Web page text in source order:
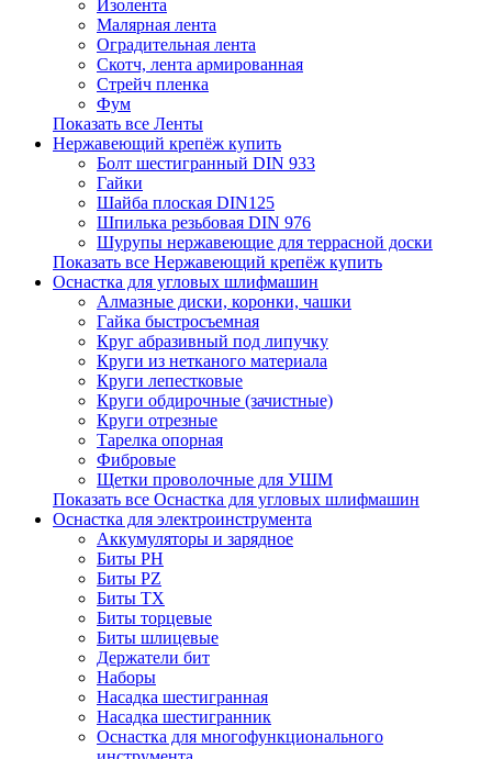
Изолента
Малярная лента
Оградительная лента
Скотч, лента армированная
Стрейч пленка
Фум
Показать все Ленты
Нержавеющий крепёж купить
Болт шестигранный DIN 933
Гайки
Шайба плоская DIN125
Шпилька резьбовая DIN 976
Шурупы нержавеющие для террасной доски
Показать все Нержавеющий крепёж купить
Оснастка для угловых шлифмашин
Алмазные диски, коронки, чашки
Гайка быстросъемная
Круг абразивный под липучку
Круги из нетканого материала
Круги лепестковые
Круги обдирочные (зачистные)
Круги отрезные
Тарелка опорная
Фибровые
Щетки проволочные для УШМ
Показать все Оснастка для угловых шлифмашин
Оснастка для электроинструмента
Аккумуляторы и зарядное
Биты PH
Биты PZ
Биты TX
Биты торцевые
Биты шлицевые
Держатели бит
Наборы
Насадка шестигранная
Насадка шестигранник
Оснастка для многофункционального